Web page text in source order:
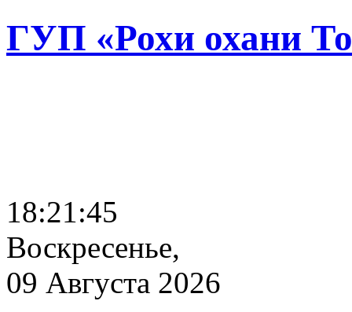
ГУП «Рохи охани
18:21:46
Воскресенье,
09 Августа 2026